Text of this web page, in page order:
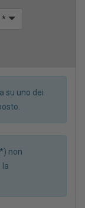
*
su uno dei
non
la